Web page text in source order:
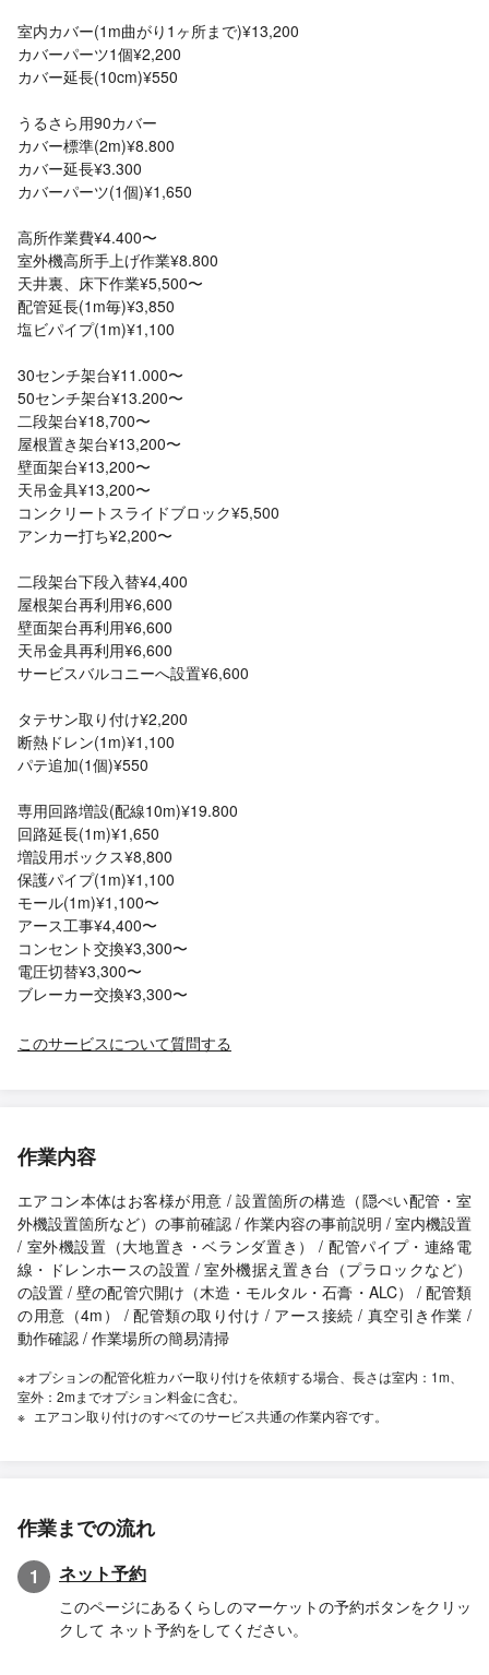
室内カバー(1m曲がり1ヶ所まで)¥13,200
カバーパーツ1個¥2,200
カバー延長(10cm)¥550
うるさら用90カバー
カバー標準(2m)¥8.800
カバー延長¥3.300
カバーパーツ(1個)¥1,650
高所作業費¥4.400〜
室外機高所手上げ作業¥8.800
天井裏、床下作業¥5,500〜
配管延長(1m毎)¥3,850
塩ビパイプ(1m)¥1,100
30センチ架台¥11.000〜
50センチ架台¥13.200〜
二段架台¥18,700〜
屋根置き架台¥13,200〜
壁面架台¥13,200〜
天吊金具¥13,200〜
コンクリートスライドブロック¥5,500
アンカー打ち¥2,200〜
二段架台下段入替¥4,400
屋根架台再利用¥6,600
壁面架台再利用¥6,600
天吊金具再利用¥6,600
サービスバルコニーへ設置¥6,600
タテサン取り付け¥2,200
断熱ドレン(1m)¥1,100
パテ追加(1個)¥550
専用回路増設(配線10m)¥19.800
回路延長(1m)¥1,650
増設用ボックス¥8,800
保護パイプ(1m)¥1,100
モール(1m)¥1,100〜
アース工事¥4,400〜
コンセント交換¥3,300〜
電圧切替¥3,300〜
ブレーカー交換¥3,300〜
このサービスについて質問する
作業内容
エアコン本体はお客様が用意 / 設置箇所の構造（隠ぺい配管・室
外機設置箇所など）の事前確認 / 作業内容の事前説明 / 室内機設置
/ 室外機設置（大地置き・ベランダ置き） / 配管パイプ・連絡電
線・ドレンホースの設置 / 室外機据え置き台（プラロックなど）
の設置 / 壁の配管穴開け（木造・モルタル・石膏・ALC） / 配管類
の用意（4m） / 配管類の取り付け / アース接続 / 真空引き作業 /
動作確認 / 作業場所の簡易清掃
※オプションの配管化粧カバー取り付けを依頼する場合、長さは室内：1m、
室外：2mまでオプション料金に含む。
エアコン取り付けのすべてのサービス共通の作業内容です。
作業までの流れ
1 ネット予約
このページにあるくらしのマーケットの予約ボタンをクリッ
クして ネット予約をしてください。